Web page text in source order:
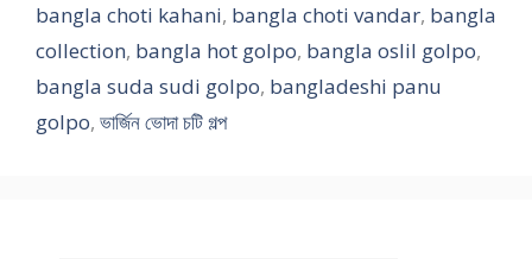
bangla choti kahani, bangla choti vandar, bangla
collection, bangla hot golpo, bangla oslil golpo,
bangla suda sudi golpo, bangladeshi panu
golpo, ভার্জিন ভোদা চটি গল্প